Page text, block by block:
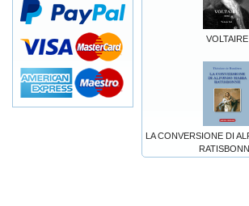
VOLTAIRE
LA CONVERSIONE DI